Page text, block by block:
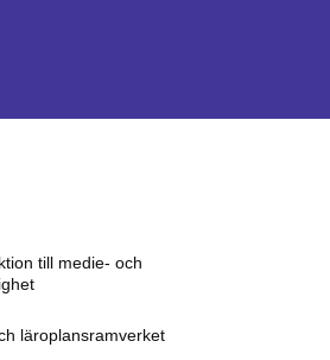
till medie- och
läroplansramverket